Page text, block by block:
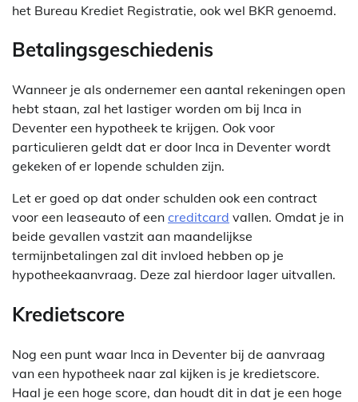
het Bureau Krediet Registratie, ook wel BKR genoemd.
Betalingsgeschiedenis
Wanneer je als ondernemer een aantal rekeningen open
hebt staan, zal het lastiger worden om bij Inca in
Deventer een hypotheek te krijgen. Ook voor
particulieren geldt dat er door Inca in Deventer wordt
gekeken of er lopende schulden zijn.
Let er goed op dat onder schulden ook een contract
voor een leaseauto of een creditcard vallen. Omdat je in
beide gevallen vastzit aan maandelijkse
termijnbetalingen zal dit invloed hebben op je
hypotheekaanvraag. Deze zal hierdoor lager uitvallen.
Kredietscore
Nog een punt waar Inca in Deventer bij de aanvraag
van een hypotheek naar zal kijken is je kredietscore.
Haal je een hoge score, dan houdt dit in dat je een hoge